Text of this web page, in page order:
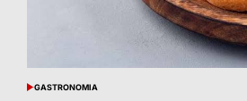
POSTED
GASTRONOMIA